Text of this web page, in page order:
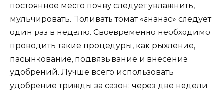
постоянное место почву следует увлажнить,
мульчировать. Поливать томат «ананас» следует
один раз в неделю. Своевременно необходимо
проводить такие процедуры, как рыхление,
пасынкование, подвязывание и внесение
удобрений. Лучше всего использовать
удобрение трижды за сезон: через две недели